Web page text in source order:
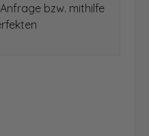
bzw. mithilfe